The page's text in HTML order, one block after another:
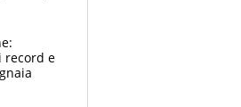
record e